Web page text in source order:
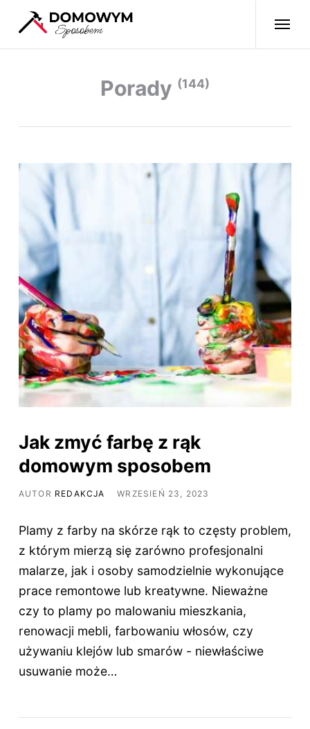
Porady (144)
Jak zmyć farbę z rąk
domowym sposobem
AUTOR REDAKCJA WRZESIEŃ 23, 2023
Plamy z farby na skórze rąk to częsty problem,
z którym mierzą się zarówno profesjonalni
malarze, jak i osoby samodzielnie wykonujące
prace remontowe lub kreatywne. Nieważne
czy to plamy po malowaniu mieszkania,
renowacji mebli, farbowaniu włosów, czy
używaniu klejów lub smarów - niewłaściwe
usuwanie może…